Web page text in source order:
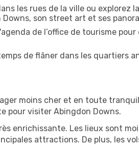
les rues de la ville ou explorez
son street art et ses
de l’office de tourisme
de flâner dans les quartiers
moins cher et en toute
pour visiter Abingdon Downs.
enrichissante. Les lieux sont
attractions. De plus, les